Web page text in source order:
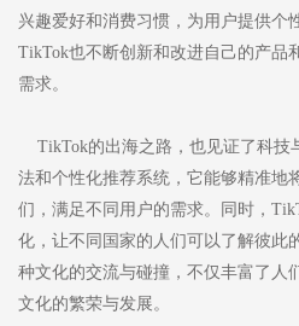
兴趣爱好和消费习惯，为用户提供个
TikTok也不断创新和改进自己的产品
需求。
TikTok的出海之路，也见证了科技
法和个性化推荐系统，它能够精准地
们，满足不同用户的需求。同时，
化，让不同国家的人们可以了解彼此
种文化的交流与碰撞，不仅丰富了人
文化的繁荣与发展。